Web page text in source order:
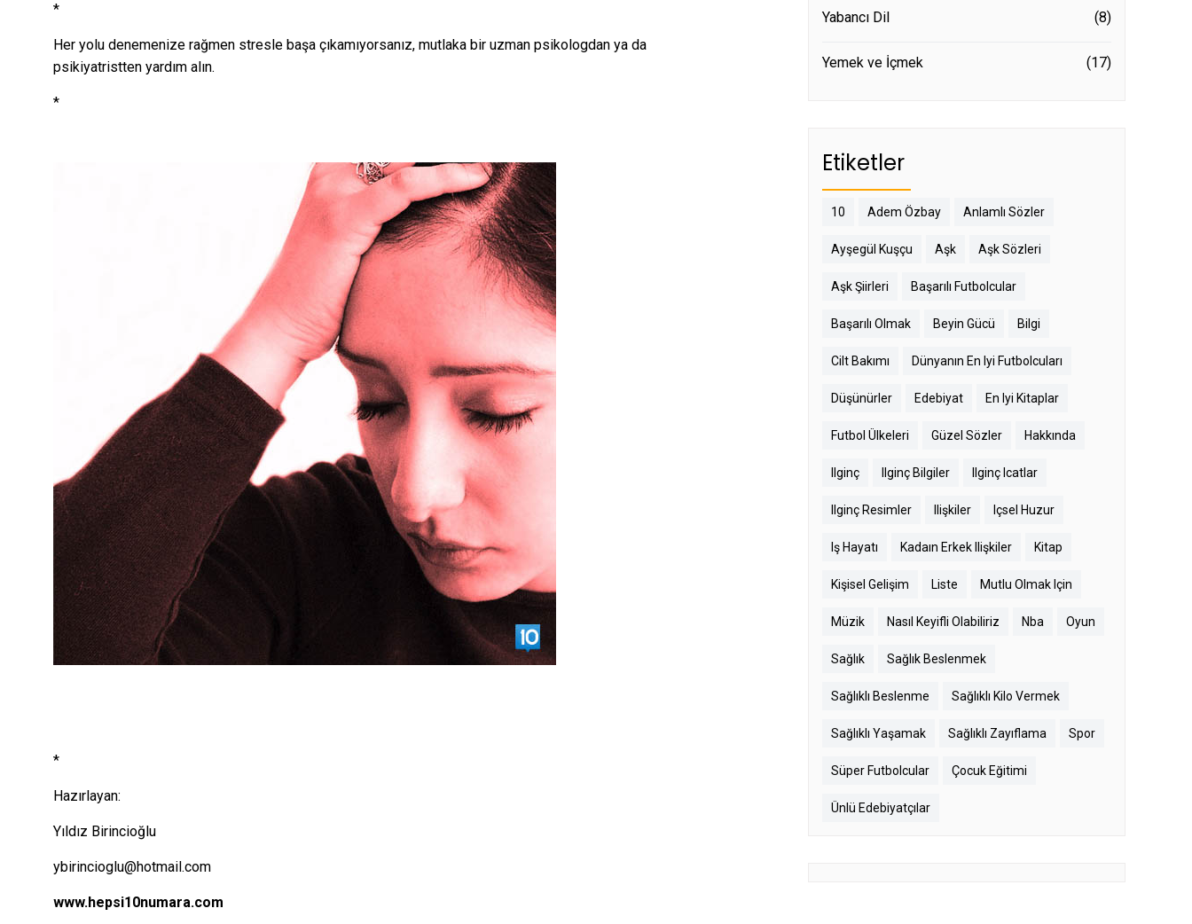
*
Her yolu denemenize rağmen stresle başa çıkamıyorsanız, mutlaka bir uzman psikologdan ya da
psikiyatristten yardım alın.
*
*
Hazırlayan:
Yıldız Birincioğlu
ybirincioglu@hotmail.com
www.hepsi10numara.com
Yabancı Dil (8)
Yemek ve İçmek (17)
Etiketler
10 Adem Özbay Anlamlı Sözler
Ayşegül Kuşçu Aşk Aşk Sözleri
Aşk Şiirleri Başarılı Futbolcular
Başarılı Olmak Beyin Gücü Bilgi
Cilt Bakımı Dünyanın En Iyi Futbolcuları
Düşünürler Edebiyat En Iyi Kitaplar
Futbol Ülkeleri Güzel Sözler Hakkında
Ilginç Ilginç Bilgiler Ilginç Icatlar
Ilginç Resimler Ilişkiler Içsel Huzur
Iş Hayatı Kadaın Erkek Ilişkiler Kitap
Kişisel Gelişim Liste Mutlu Olmak Için
Müzik Nasıl Keyifli Olabiliriz Nba Oyun
Sağlık Sağlık Beslenmek
Sağlıklı Beslenme Sağlıklı Kilo Vermek
Sağlıklı Yaşamak Sağlıklı Zayıflama Spor
Süper Futbolcular Çocuk Eğitimi
Ünlü Edebiyatçılar